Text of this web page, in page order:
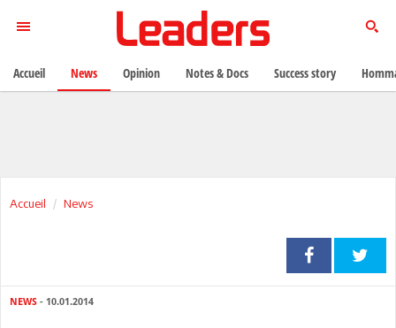
Accueil News
NEWS - 10.01.2014
Accueil News Opinion Notes & Docs Success story